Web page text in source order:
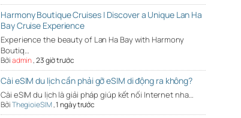
Harmony Boutique Cruises | Discover a Unique Lan Ha
Bay Cruise Experience
Experience the beauty of Lan Ha Bay with Harmony
Boutiq…
Bởiadmin,23 giờ trước
Cài eSIM du lịch cần phải gỡ eSIM di động ra không?
Cài eSIM du lịch là giải pháp giúp kết nối Internet nha…
BởiThegioieSIM,1 ngày trước